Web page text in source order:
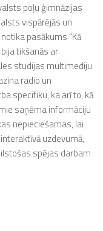
poļu ģimnāzijas
vispārējās un
pasākums “Kā
tikšanās ar
studijas multimediju
radio un
specifiku, ka arī to, kā
saņēma informāciju
nepieciešamas, lai
uzdevumā,
spējas darbam